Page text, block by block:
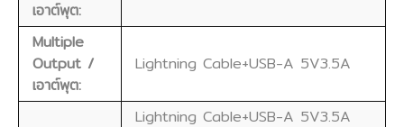
เอาต์พุต:
Multiple
Output /
เอาต์พุต:
Lightning Cable+USB-A 5V3.5A
Lightning Cable+USB-A 5V3.5A